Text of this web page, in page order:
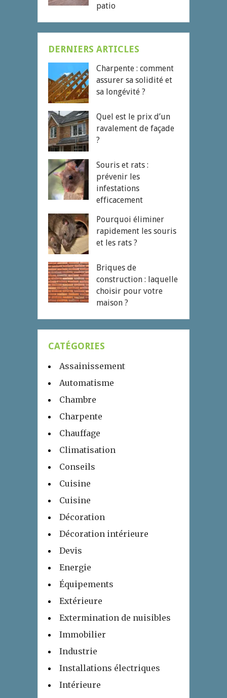
patio
DERNIERS ARTICLES
Charpente : comment
assurer sa solidité et
sa longévité ?
Quel est le prix d’un
ravalement de façade
?
Souris et rats :
prévenir les
infestations
efficacement
Pourquoi éliminer
rapidement les souris
et les rats ?
Briques de
construction : laquelle
choisir pour votre
maison ?
CATÉGORIES
Assainissement
Automatisme
Chambre
Charpente
Chauffage
Climatisation
Conseils
Cuisine
Cuisine
Décoration
Décoration intérieure
Devis
Energie
Équipements
Extérieure
Extermination de nuisibles
Immobilier
Industrie
Installations électriques
Intérieure